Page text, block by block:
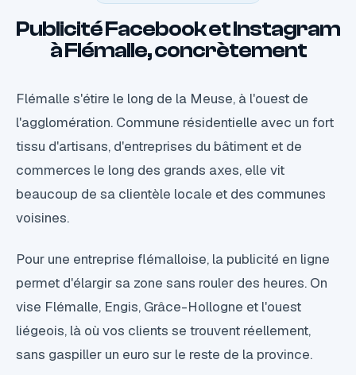
Publicité Facebook et Instagram
à Flémalle, concrètement
Flémalle s'étire le long de la Meuse, à l'ouest de
l'agglomération. Commune résidentielle avec un fort
tissu d'artisans, d'entreprises du bâtiment et de
commerces le long des grands axes, elle vit
beaucoup de sa clientèle locale et des communes
voisines.
Pour une entreprise flémalloise, la publicité en ligne
permet d'élargir sa zone sans rouler des heures. On
vise Flémalle, Engis, Grâce-Hollogne et l'ouest
liégeois, là où vos clients se trouvent réellement,
sans gaspiller un euro sur le reste de la province.